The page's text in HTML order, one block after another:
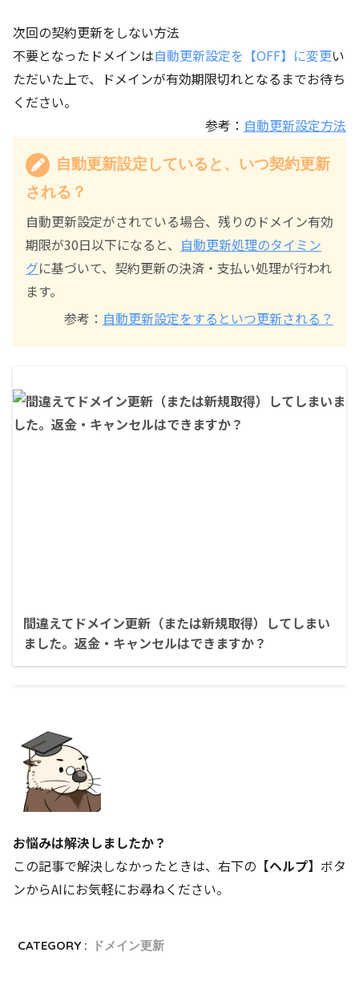
次回の契約更新をしない方法
不要となったドメインは自動更新設定を【OFF】に変更い
ただいた上で、ドメインが有効期限切れとなるまでお待ち
ください。
参考： 自動更新設定方法
自動更新設定していると、いつ契約更新
される？
自動更新設定がされている場合、残りのドメイン有効
期限が30日以下になると、 自動更新処理のタイミン
グに基づいて、契約更新の決済・支払い処理が行われ
ます。
参考： 自動更新設定をするといつ更新される？
間違えてドメイン更新（または新規取得）してしまい
ました。返金・キャンセルはできますか？
お悩みは解決しましたか？
この記事で解決しなかったときは、右下の 【ヘルプ】 ボタ
ンからAIにお気軽にお尋ねください。
CATEGORY : ドメイン更新